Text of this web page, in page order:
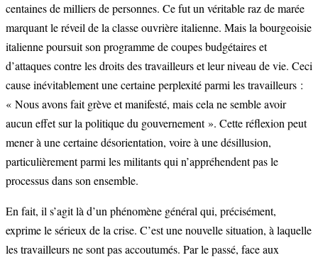
centaines de milliers de personnes. Ce fut un véritable raz de marée
marquant le réveil de la classe ouvrière italienne. Mais la bourgeoisie
italienne poursuit son programme de coupes budgétaires et
d’attaques contre les droits des travailleurs et leur niveau de vie. Ceci
cause inévitablement une certaine perplexité parmi les travailleurs :
« Nous avons fait grève et manifesté, mais cela ne semble avoir
aucun effet sur la politique du gouvernement ». Cette réflexion peut
mener à une certaine désorientation, voire à une désillusion,
particulièrement parmi les militants qui n’appréhendent pas le
processus dans son ensemble.
En fait, il s’agit là d’un phénomène général qui, précisément,
exprime le sérieux de la crise. C’est une nouvelle situation, à laquelle
les travailleurs ne sont pas accoutumés. Par le passé, face aux